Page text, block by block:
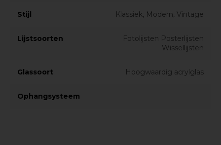
Stijl Klassiek, Modern, Vintage
Lijstsoorten
Fotolijsten Posterlijsten
Wissellijsten
Glassoort Hoogwaardig acrylglas
Ophangsysteem